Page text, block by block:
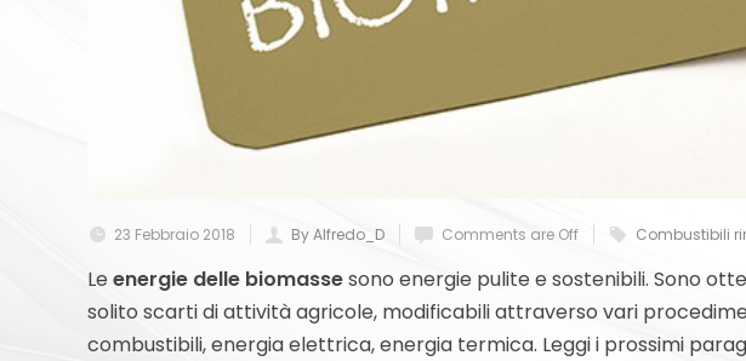
23 Febbraio 2018 By Alfredo_D Comments are Off Combustibili
Leenergie delle biomassesono energie pulite e sostenibili. Sono
solito scarti di attività agricole, modificabili attraverso vari
combustibili, energia elettrica, energia termica. Leggi i prossimi